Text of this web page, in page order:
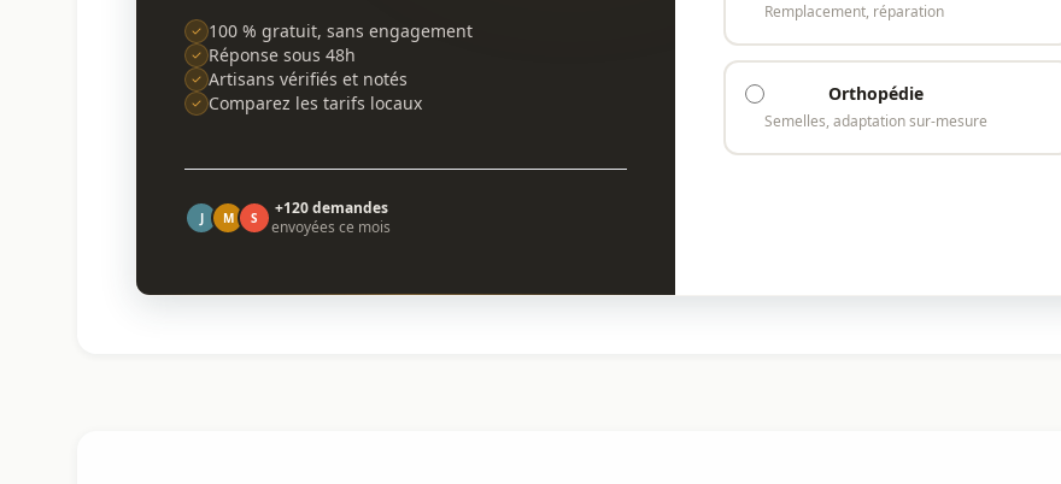
100 % gratuit, sans engagement
Réponse sous 48h
Artisans vérifiés et notés
Comparez les tarifs locaux
J M S
+120 demandes
envoyées ce mois
Remplacement, réparation
Orthopédie
Semelles, adaptation sur-mesure